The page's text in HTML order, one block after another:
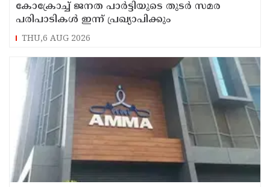
കോക്രോച്ച് ജനത പാര്‍ട്ടിയുടെ തുടര്‍ സമര
പരിപാടികള്‍ ഇന്ന് പ്രഖ്യാപിക്കും
THU,6 AUG 2026